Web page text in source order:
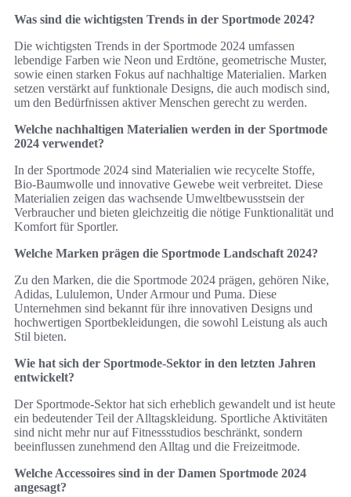
Was sind die wichtigsten Trends in der Sportmode 2024?
Die wichtigsten Trends in der Sportmode 2024 umfassen
lebendige Farben wie Neon und Erdtöne, geometrische Muster,
sowie einen starken Fokus auf nachhaltige Materialien. Marken
setzen verstärkt auf funktionale Designs, die auch modisch sind,
um den Bedürfnissen aktiver Menschen gerecht zu werden.
Welche nachhaltigen Materialien werden in der Sportmode
2024 verwendet?
In der Sportmode 2024 sind Materialien wie recycelte Stoffe,
Bio-Baumwolle und innovative Gewebe weit verbreitet. Diese
Materialien zeigen das wachsende Umweltbewusstsein der
Verbraucher und bieten gleichzeitig die nötige Funktionalität und
Komfort für Sportler.
Welche Marken prägen die Sportmode Landschaft 2024?
Zu den Marken, die die Sportmode 2024 prägen, gehören Nike,
Adidas, Lululemon, Under Armour und Puma. Diese
Unternehmen sind bekannt für ihre innovativen Designs und
hochwertigen Sportbekleidungen, die sowohl Leistung als auch
Stil bieten.
Wie hat sich der Sportmode-Sektor in den letzten Jahren
entwickelt?
Der Sportmode-Sektor hat sich erheblich gewandelt und ist heute
ein bedeutender Teil der Alltagskleidung. Sportliche Aktivitäten
sind nicht mehr nur auf Fitnessstudios beschränkt, sondern
beeinflussen zunehmend den Alltag und die Freizeitmode.
Welche Accessoires sind in der Damen Sportmode 2024
angesagt?